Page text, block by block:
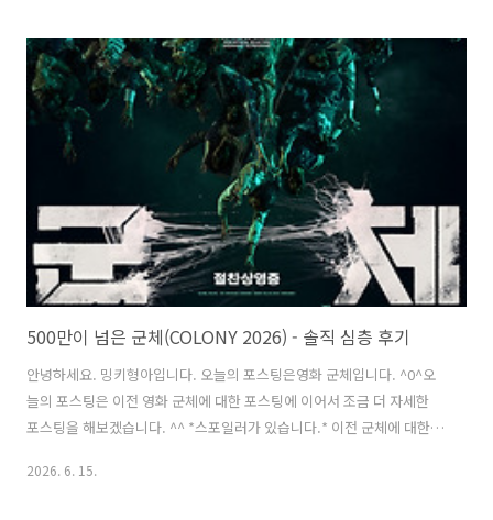
기점 : 700만 명제작사 : 포지드 필름스, 플러스엠, (주)웨스트 월드 줄거
리어느 날 마을에 소가 죽는 사건이 발생하고 '범석(황정민 분)'과 '성기
(조인성 분)'가 이 사건을 조사하던 중에 소를 죽인 게 곰이나 호랑이가
아닌 미지의 괴물로 밝혀졌고 지원을 요..
500만이 넘은 군체(COLONY 2026) - 솔직 심층 후기
안녕하세요. 밍키형아입니다. 오늘의 포스팅은영화 군체입니다. ^0^오
늘의 포스팅은 이전 영화 군체에 대한 포스팅에 이어서 조금 더 자세한
포스팅을 해보겠습니다. ^^ *스포일러가 있습니다.* 이전 군체에 대한
(COLONY 2026) - 솔직 후기, 정보, 쿠키 영상 / 참신한 소재와 스피디한
2026. 6. 15.